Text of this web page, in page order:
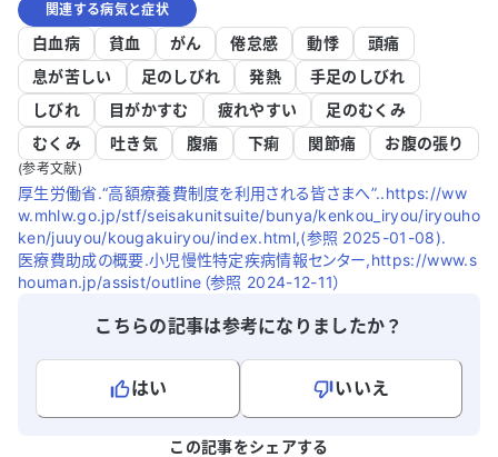
関連する病気と症状
白血病 貧血 がん 倦怠感 動悸
頭痛
息が苦しい
足のしびれ 発熱
手足のしびれ
しびれ
目がかすむ 疲れやすい
足のむくみ
むくみ
吐き気 腹痛 下痢 関節痛 お腹の張り
(参考文献)
厚生労働省.“高額療養費制度を利用される皆さまへ”..https://ww
w.mhlw.go.jp/stf/seisakunitsuite/bunya/kenkou_iryou/iryouho
ken/juuyou/kougakuiryou/index.html,(参照 2025-01-08).
医療費助成の概要.小児慢性特定疾病情報センター,https://www.s
houman.jp/assist/outline（参照 2024-12-11）
こちらの記事は参考になりましたか？
はい
いいえ
この記事をシェアする